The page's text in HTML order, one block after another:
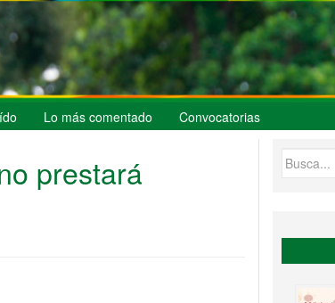
Lo más comentado Convocatorias
prestará Buscar: